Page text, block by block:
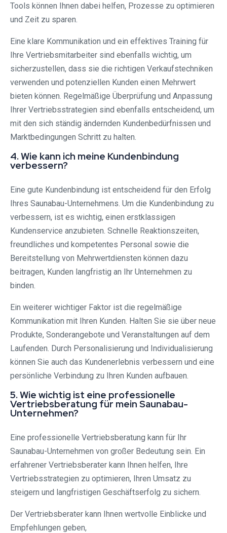
Tools können Ihnen dabei helfen, Prozesse zu optimieren
und Zeit zu sparen.
Eine klare Kommunikation und ein effektives Training für
Ihre Vertriebsmitarbeiter sind ebenfalls wichtig, um
sicherzustellen, dass sie die richtigen Verkaufstechniken
verwenden und potenziellen Kunden einen Mehrwert
bieten können. Regelmäßige Überprüfung und Anpassung
Ihrer Vertriebsstrategien sind ebenfalls entscheidend, um
mit den sich ständig ändernden Kundenbedürfnissen und
Marktbedingungen Schritt zu halten.
4. Wie kann ich meine Kundenbindung
verbessern?
Eine gute Kundenbindung ist entscheidend für den Erfolg
Ihres Saunabau-Unternehmens. Um die Kundenbindung zu
verbessern, ist es wichtig, einen erstklassigen
Kundenservice anzubieten. Schnelle Reaktionszeiten,
freundliches und kompetentes Personal sowie die
Bereitstellung von Mehrwertdiensten können dazu
beitragen, Kunden langfristig an Ihr Unternehmen zu
binden.
Ein weiterer wichtiger Faktor ist die regelmäßige
Kommunikation mit Ihren Kunden. Halten Sie sie über neue
Produkte, Sonderangebote und Veranstaltungen auf dem
Laufenden. Durch Personalisierung und Individualisierung
können Sie auch das Kundenerlebnis verbessern und eine
persönliche Verbindung zu Ihren Kunden aufbauen.
5. Wie wichtig ist eine professionelle
Vertriebsberatung für mein Saunabau-
Unternehmen?
Eine professionelle Vertriebsberatung kann für Ihr
Saunabau-Unternehmen von großer Bedeutung sein. Ein
erfahrener Vertriebsberater kann Ihnen helfen, Ihre
Vertriebsstrategien zu optimieren, Ihren Umsatz zu
steigern und langfristigen Geschäftserfolg zu sichern.
Der Vertriebsberater kann Ihnen wertvolle Einblicke und
Empfehlungen geben,